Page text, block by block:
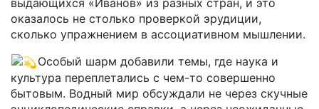
оказалось не столько проверкой эрудиции,
сколько упражнением в ассоциативном мышлении.
Особый шарм добавили темы, где наука и
культура переплетались с чем-то совершенно
бытовым. Водный мир обсуждали не через скучные